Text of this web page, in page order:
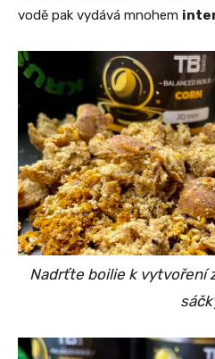
vodě pak vydává mnohem
Nadrťte boilie k vytvoření